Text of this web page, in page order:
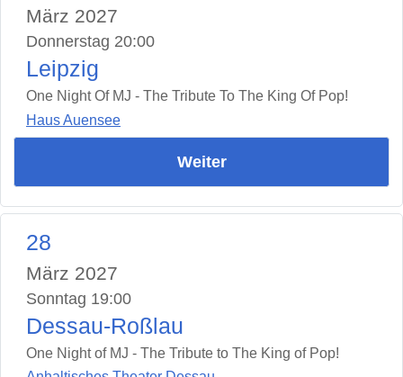
März 2027
Donnerstag 20:00
Leipzig
One Night Of MJ - The Tribute To The King Of Pop!
Haus Auensee
Weiter
28
März 2027
Sonntag 19:00
Dessau-Roßlau
One Night of MJ - The Tribute to The King of Pop!